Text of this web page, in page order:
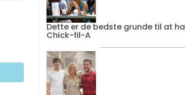
Dette er de bedste grunde til at
Chick-fil-A